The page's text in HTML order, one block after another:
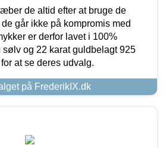
de altid efter at bruge de
går ikke på kompromis med
er derfor lavet i 100%
og 22 karat guldbelagt 925
at se deres udvalg.
på FrederikIX.dk